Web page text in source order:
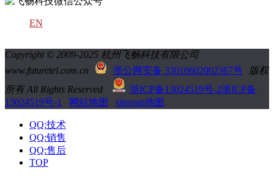
EN
Copyright © 2009-2025 杭州飞畅科技有限公司
www.futuretel.com.cn
浙公网安备 33010602002367号
版权
所有 All Rights Reserved
浙ICP备13024519号-2浙ICP备
13024519号-1
网站地图 sitemap地图
QQ:技术
QQ:销售
QQ:售后
TOP